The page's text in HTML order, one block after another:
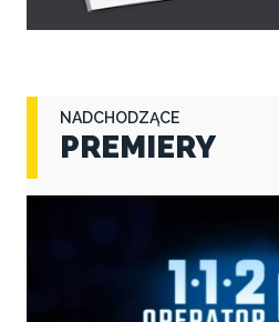
NADCHODZĄCE
PREMIERY